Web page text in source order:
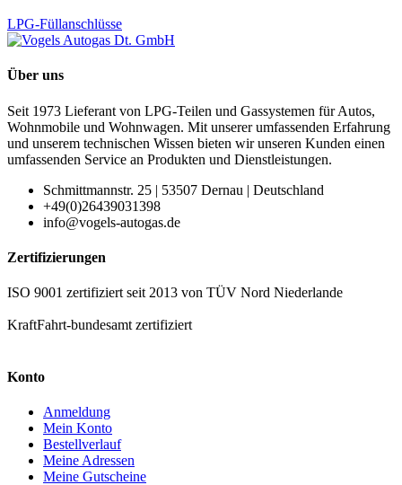
LPG-Füllanschlüsse
Über uns
Seit 1973 Lieferant von LPG-Teilen und Gassystemen für Autos,
Wohnmobile und Wohnwagen. Mit unserer umfassenden Erfahrung
und unserem technischen Wissen bieten wir unseren Kunden einen
umfassenden Service an Produkten und Dienstleistungen.
Schmittmannstr. 25 | 53507 Dernau | Deutschland
+49(0)26439031398
info@vogels-autogas.de
Zertifizierungen
ISO 9001 zertifiziert seit 2013 von TÜV Nord Niederlande
KraftFahrt-bundesamt zertifiziert
Konto
Anmeldung
Mein Konto
Bestellverlauf
Meine Adressen
Meine Gutscheine